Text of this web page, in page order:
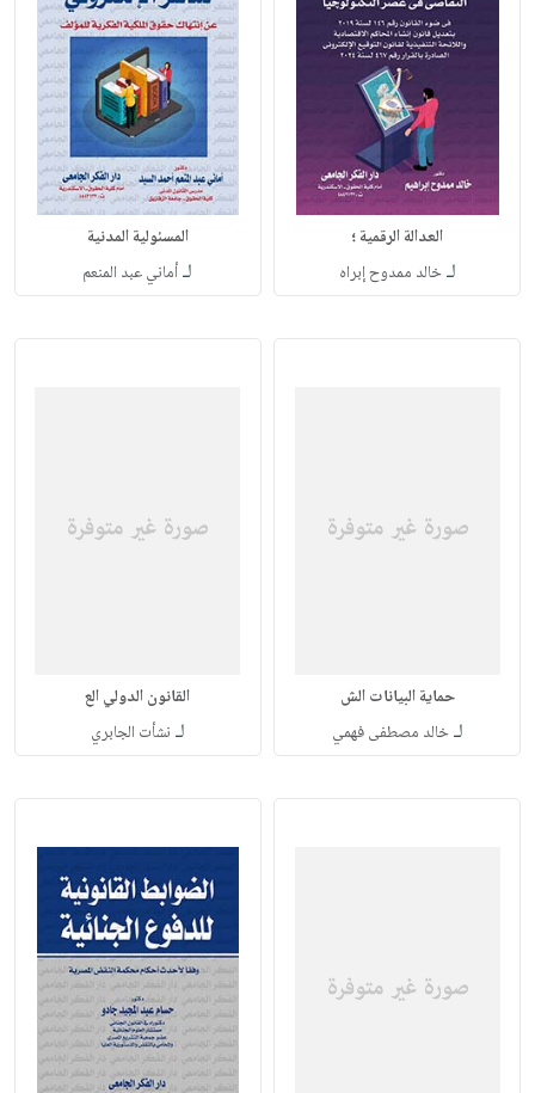
العدالة الرقمية ؛
لـخالد ممدوح إبراه
المسئولية المدنية
لـأماني عبد المنعم
حماية البيانات الش
لـخالد مصطفى فهمي
القانون الدولي الع
لـ نشأت الجابري